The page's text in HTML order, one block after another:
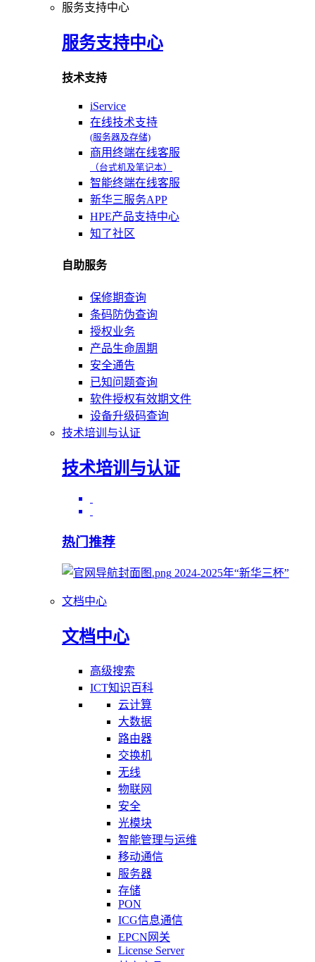
服务支持中心
服务支持中心
技术支持
iService
在线技术支持
(服务器及存储)
商用终端在线客服
（台式机及笔记本）
智能终端在线客服
新华三服务APP
HPE产品支持中心
知了社区
自助服务
保修期查询
条码防伪查询
授权业务
产品生命周期
安全通告
已知问题查询
软件授权有效期文件
设备升级码查询
技术培训与认证
技术培训与认证
热门推荐
2024-2025年“新华三杯”
文档中心
文档中心
高级搜索
ICT知识百科
云计算
大数据
路由器
交换机
无线
物联网
安全
光模块
智能管理与运维
移动通信
服务器
存储
PON
ICG信息通信
EPCN网关
License Server